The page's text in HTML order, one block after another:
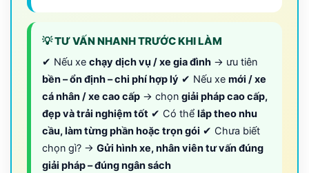
💡 TƯ VẤN NHANH TRƯỚC KHI LÀM
✔ Nếu xe chạy dịch vụ / xe gia đình → ưu tiên
bền – ổn định – chi phí hợp lý ✔ Nếu xe mới / xe
cá nhân / xe cao cấp → chọn giải pháp cao cấp,
đẹp và trải nghiệm tốt ✔ Có thể lắp theo nhu
cầu, làm từng phần hoặc trọn gói ✔ Chưa biết
chọn gì? → Gửi hình xe, nhân viên tư vấn đúng
giải pháp – đúng ngân sách